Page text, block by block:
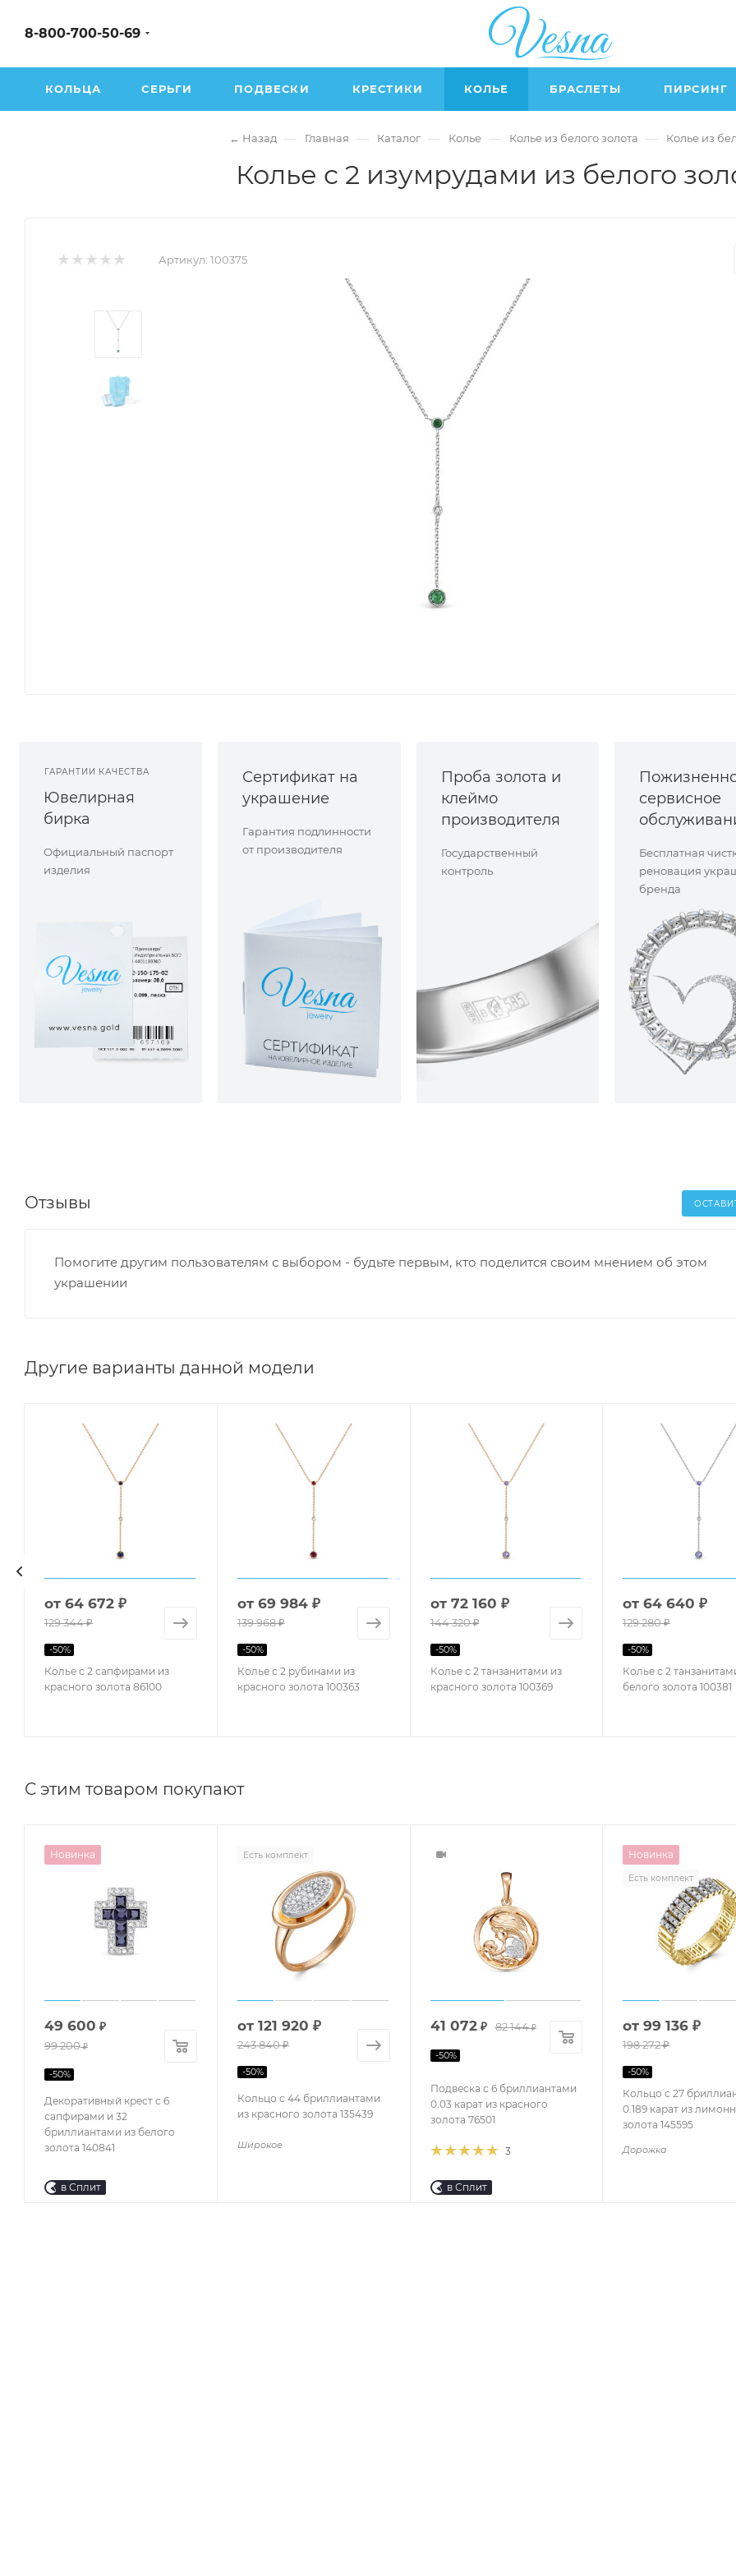
8-800-700-50-69
КОЛЬЦА СЕРЬГИ ПОДВЕСКИ КРЕСТИКИ КОЛЬЕ БРАСЛЕТЫ ПИРСИНГ
← Назад — Главная — Каталог — Колье — Колье из белого золота — Колье из
Колье с 2 изумрудами из белого
Артикул: 100375
ГАРАНТИИ КАЧЕСТВА
Ювелирная
бирка
Официальный паспорт
изделия
Сертификат на
украшение
Гарантия подлинности
от производителя
Проба золота и
клеймо
производителя
Государственный
контроль
сервисное
Бесплатная
реновация
бренда
Отзывы
Помогите другим пользователям с выбором - будьте первым, кто поделится своим мнением об этом
украшении
Другие варианты данной модели
Колье с 2 сапфирами из
красного золота 86100
от 64 672 ₽
129 344 ₽
-50%
Колье с 2 рубинами из
красного золота 100363
от 69 984 ₽
139 968 ₽
-50%
Колье с 2 танзанитами из
красного золота 100369
от 72 160 ₽
144 320 ₽
-50%
Колье с 2
белого золота 100381
от64 640 ₽
129 280 ₽
-50%
С этим товаром покупают
Новинка
Декоративный крест с 6
сапфирами и 32
бриллиантами из белого
золота 140841
49 600 ₽
99 200₽
-50%
в Сплит
Есть комплект
Кольцо с 44 бриллиантами
из красного золота 135439
Широкое
от 121 920 ₽
243 840 ₽
-50%
3
Подвеска с 6 бриллиантами
0.03 карат из красного
золота 76501
41 072₽ 82 144₽
-50%
в Сплит
Новинка
Есть комплект
Кольцо с 27
0.189 карат из
золота 145595
Дорожка
от99 136 ₽
198 272 ₽
-50%